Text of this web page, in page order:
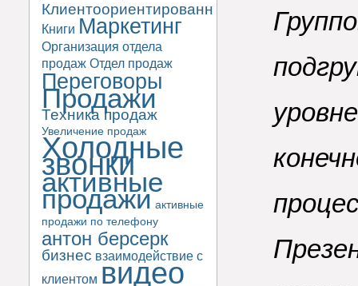
Клиентоориентированность
Книги Маркетинг
Организация отдела
продаж Отдел продаж
Переговоры
Продажи
Техника продаж
Увеличение продаж
Холодные
звонки
активные
продажи активные
продажи по телефону
антон берсерк
бизнес взаимодействие с
клиентом видео